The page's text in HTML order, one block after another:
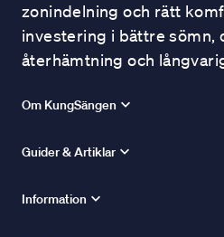
zonindelning och rätt
investering i bättre sömn,
återhämtning och
Om KungSängen
Guider & Artiklar
Information